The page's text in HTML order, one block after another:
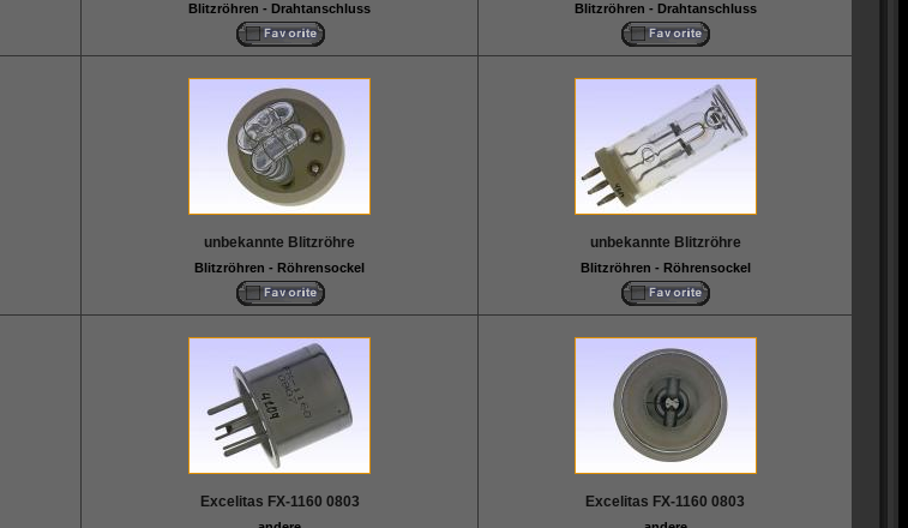
Blitzröhren - Drahtanschluss Blitzröhren - Drahtanschluss
unbekannte Blitzröhre
Blitzröhren - Röhrensockel
unbekannte Blitzröhre
Blitzröhren - Röhrensockel
Excelitas FX-1160 0803 Excelitas FX-1160 0803